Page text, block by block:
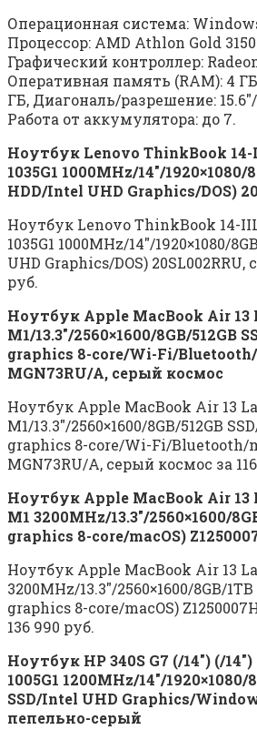
Операционная система:
Процессор: AMD Athlon Gold
Графический контроллер:
Оперативная память (RAM): 4
ГБ, Диагональ/разрешение: 15.6″/
Работа от аккумулятора: до 7.
Ноутбук Lenovo ThinkBook
1035G1 1000MHz/14″/1920×1080/
HDD/Intel UHD Graphics/DOS)
Ноутбук Lenovo ThinkBook 14-
1035G1 1000MHz/14″/1920×1080/
UHD Graphics/DOS) 20SL002RRU,
руб.
Ноутбук Apple MacBook Air 13
M1/13.3″/2560×1600/8GB/512GB
graphics 8-core/Wi-Fi/Bluetooth/
MGN73RU/A, серый космос
Ноутбук Apple MacBook Air 13
M1/13.3″/2560×1600/8GB/512GB
graphics 8-core/Wi-Fi/Bluetooth/
MGN73RU/A, серый космос за
Ноутбук Apple MacBook Air 13
M1 3200MHz/13.3″/2560×1600/
graphics 8-core/macOS)
Ноутбук Apple MacBook Air 13
3200MHz/13.3″/2560×1600/8GB/
graphics 8-core/macOS)
136 990 руб.
Ноутбук HP 340S G7 (/14″) (/
1005G1 1200MHz/14″/1920×1080/
SSD/Intel UHD Graphics/
пепельно-серый